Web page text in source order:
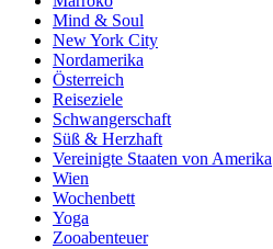
Mind & Soul
New York City
Nordamerika
Österreich
Reiseziele
Schwangerschaft
Süß & Herzhaft
Vereinigte Staaten von Amerika
Wien
Wochenbett
Yoga
Zooabenteuer